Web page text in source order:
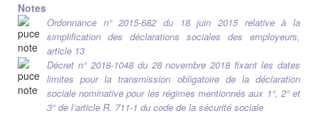
Notes
Ordonnance n° 2015-682 du 18 juin 2015 relative à la
simplification des déclarations sociales des employeurs,
article 13
Décret n° 2018-1048 du 28 novembre 2018 fixant les dates
limites pour la transmission obligatoire de la déclaration
sociale nominative pour les régimes mentionnés aux 1°, 2° et
3° de l’article R. 711-1 du code de la sécurité sociale